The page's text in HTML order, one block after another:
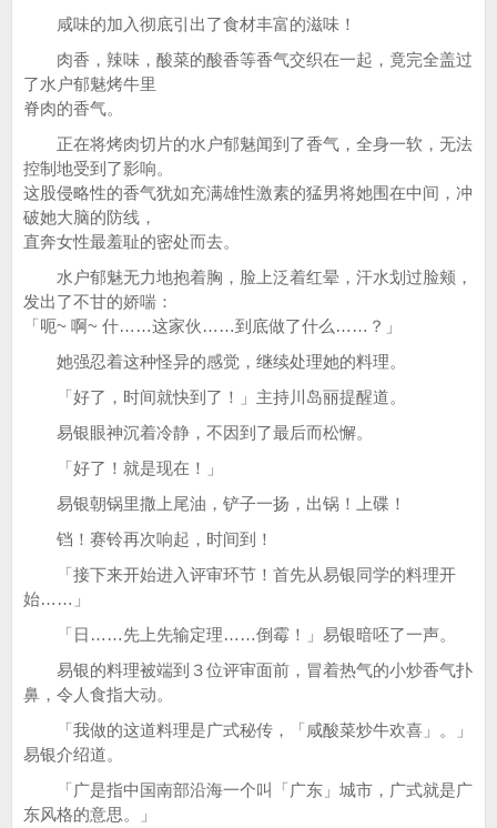
咸味的加入彻底引出了食材丰富的滋味！
肉香，辣味，酸菜的酸香等香气交织在一起，竟完全盖过
了水户郁魅烤牛里
脊肉的香气。
正在将烤肉切片的水户郁魅闻到了香气，全身一软，无法
控制地受到了影响。
这股侵略性的香气犹如充满雄性激素的猛男将她围在中间，冲
破她大脑的防线，
直奔女性最羞耻的密处而去。
水户郁魅无力地抱着胸，脸上泛着红晕，汗水划过脸颊，
发出了不甘的娇喘：
「呃~ 啊~ 什……这家伙……到底做了什么……？」
她强忍着这种怪异的感觉，继续处理她的料理。
「好了，时间就快到了！」主持川岛丽提醒道。
易银眼神沉着冷静，不因到了最后而松懈。
「好了！就是现在！」
易银朝锅里撒上尾油，铲子一扬，出锅！上碟！
铛！赛铃再次响起，时间到！
「接下来开始进入评审环节！首先从易银同学的料理开
始……」
「日……先上先输定理……倒霉！」易银暗呸了一声。
易银的料理被端到３位评审面前，冒着热气的小炒香气扑
鼻，令人食指大动。
「我做的这道料理是广式秘传，「咸酸菜炒牛欢喜」。」
易银介绍道。
「广是指中国南部沿海一个叫「广东」城市，广式就是广
东风格的意思。」